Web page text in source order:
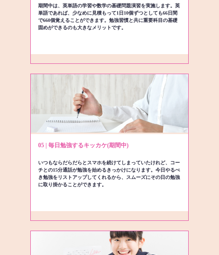
期間中は、英単語の学習や数学の基礎問題演習を実施します。英
単語であれば、少なめに見積もって1日10個ずつとしても66日間
で660個覚えることができます。勉強習慣と共に重要科目の基礎
固めができるのも大きなメリットです。
05 | 毎日勉強するキッカケ(期間中)
いつもならだらだらとスマホを続けてしまっていたけれど、コー
チとの15分通話が勉強を始めるきっかけになります。今日やるべ
き勉強をリストアップしてくれるから、スムーズにその日の勉強
に取り掛かることができます。